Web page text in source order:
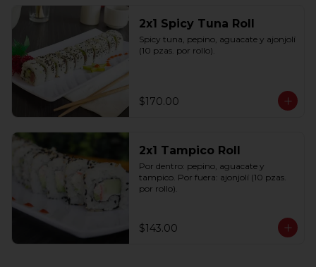
2x1 Spicy Tuna Roll
Spicy tuna, pepino, aguacate y ajonjolí
(10 pzas. por rollo).
$170.00
2x1 Tampico Roll
Por dentro: pepino, aguacate y
tampico. Por fuera: ajonjolí (10 pzas.
por rollo).
$143.00